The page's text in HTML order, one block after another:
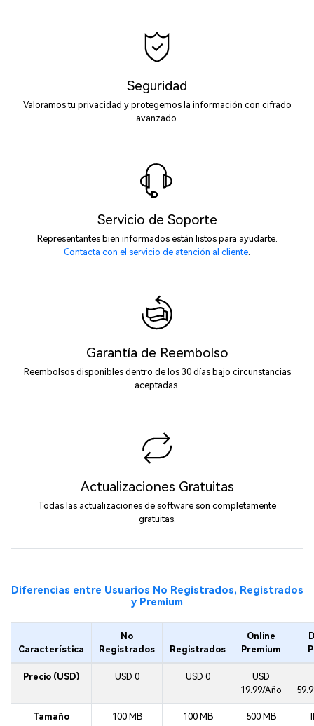
Seguridad
Valoramos tu privacidad y protegemos la información con cifrado
avanzado.
Servicio de Soporte
Representantes bien informados están listos para ayudarte.
Contacta con el servicio de atención al cliente
Garantía de Reembolso
Reembolsos disponibles dentro de los 30 días bajo circunstancias
aceptadas.
Actualizaciones Gratuitas
Todas las actualizaciones de software son completamente
gratuitas.
Diferencias entre Usuarios No Registrados, Registrados
y Premium
Característica
No
Registrados
Registrados
Online
Premium
Precio (USD) USD 0 USD 0
USD
19.99/Año
Tamaño
100 MB 100 MB 500 MB